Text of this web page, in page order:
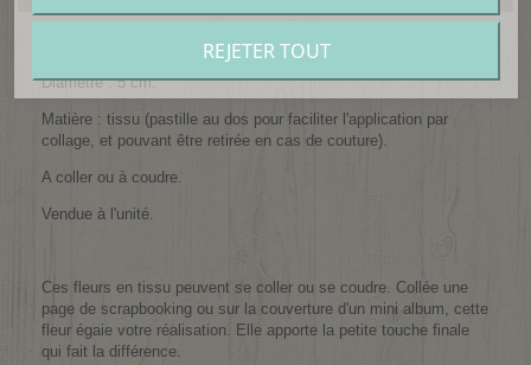
Diamètre : 5 cm.
Matière : tissu (pastille au dos pour faciliter l'application par
collage, et pouvant être retirée en cas de couture).
A coller ou à coudre.
Vendue à l'unité.
Ces fleurs en tissu peuvent se coller ou se coudre. Collée une
page de scrapbooking ou sur la couverture d'un mini album, cette
fleur égaie votre réalisation. Elle apporte la petite touche finale
qui fait la différence.
REJETER TOUT